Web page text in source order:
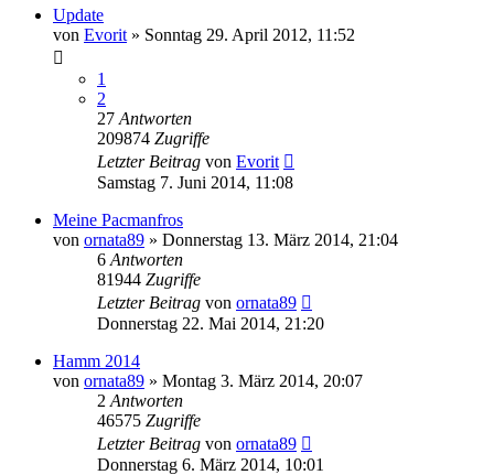
Update
von Evorit » Sonntag 29. April 2012, 11:52
1
2
27 Antworten
209874 Zugriffe
Letzter Beitrag von Evorit
Samstag 7. Juni 2014, 11:08
Meine Pacmanfros
von ornata89 » Donnerstag 13. März 2014, 21:04
6 Antworten
81944 Zugriffe
Letzter Beitrag von ornata89
Donnerstag 22. Mai 2014, 21:20
Hamm 2014
von ornata89 » Montag 3. März 2014, 20:07
2 Antworten
46575 Zugriffe
Letzter Beitrag von ornata89
Donnerstag 6. März 2014, 10:01